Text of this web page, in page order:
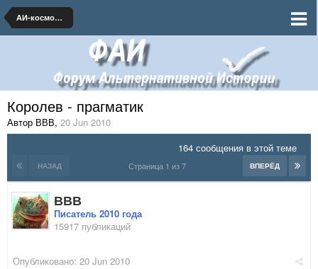
АИ-космонавтика и ракетная техника
Королев - прагматик
Автор ВВВ, 20 Jun 2010
164 сообщения в этой теме
НАЗАД ВПЕРЁД
Страница 1 из 7
ВВВ
Писатель 2010 года
15917 публикаций
Опубликовано: 20 Jun 2010